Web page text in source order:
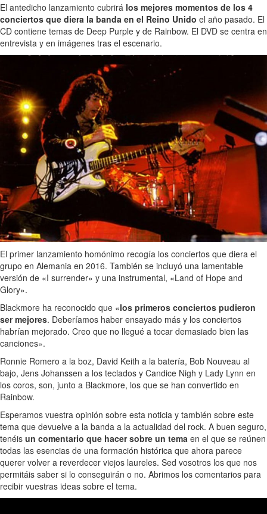
El antedicho lanzamiento cubrirá los mejores momentos de los 4
conciertos que diera la banda en el Reino Unido el año pasado. El
CD contiene temas de Deep Purple y de Rainbow. El DVD se centra en
entrevista y en imágenes tras el escenario.
El primer lanzamiento homónimo recogía los conciertos que diera el
grupo en Alemania en 2016. También se incluyó una lamentable
versión de «I surrender» y una instrumental, «Land of Hope and
Glory».
Blackmore ha reconocido que «los primeros conciertos pudieron
ser mejores. Deberíamos haber ensayado más y los conciertos
habrían mejorado. Creo que no llegué a tocar demasiado bien las
canciones».
Ronnie Romero a la boz, David Keith a la batería, Bob Nouveau al
bajo, Jens Johanssen a los teclados y Candice Nigh y Lady Lynn en
los coros, son, junto a Blackmore, los que se han convertido en
Rainbow.
Esperamos vuestra opinión sobre esta noticia y también sobre este
tema que devuelve a la banda a la actualidad del rock. A buen seguro,
tenéis un comentario que hacer sobre un tema en el que se reúnen
todas las esencias de una formación histórica que ahora parece
querer volver a reverdecer viejos laureles. Sed vosotros los que nos
permitáis saber si lo conseguirán o no. Abrimos los comentarios para
recibir vuestras ideas sobre el tema.